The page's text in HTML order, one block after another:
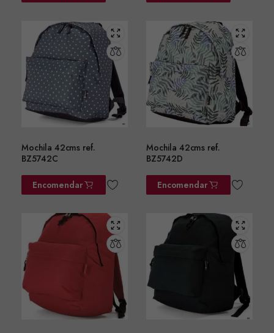
Mochila 42cms ref.
BZ5742C
Encomendar
Mochila 42cms ref.
BZ5742D
Encomendar